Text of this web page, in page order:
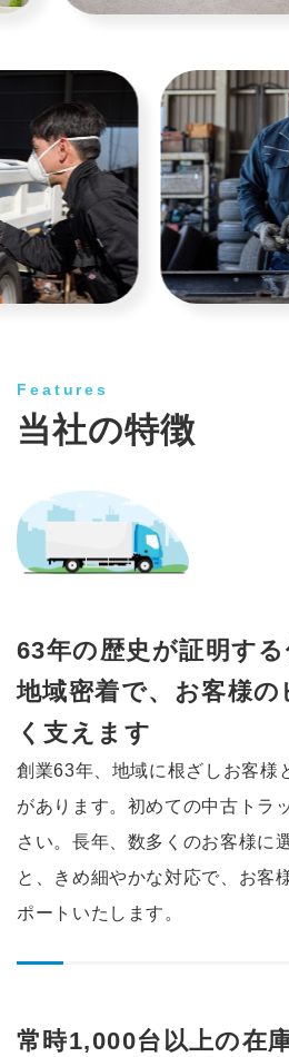
Features
当社の特徴
63年の歴史が証明する
地域密着で、お客様の
く支えます
創業63年、地域に根ざしお客様
があります。初めての中古トラ
さい。長年、数多くのお客様に
と、きめ細やかな対応で、お客
ポートいたします。
常時1,000台以上の在